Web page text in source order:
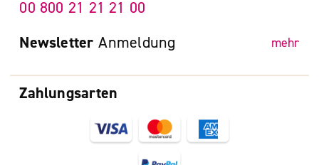
Zahlungsarten
00 800 21 21 21 00
Newsletter Anmeldung mehr